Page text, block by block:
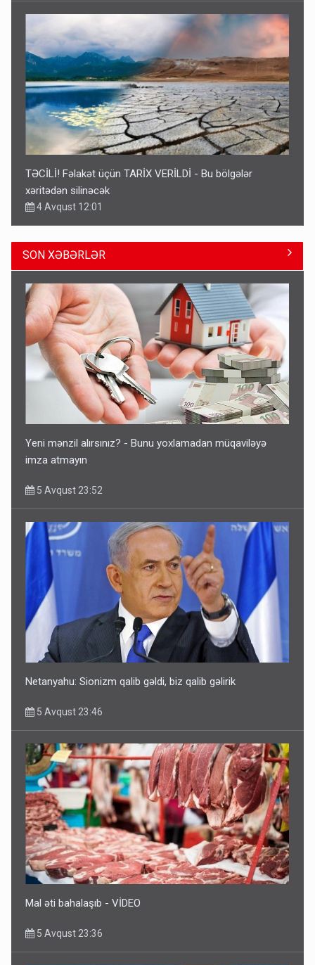
TƏCİLİ! Fəlakət üçün TARİX VERİLDİ - Bu bölgələr
xəritədən silinəcək
4 Avqust 12:01
Ərdoğana sui-qəsd planının iştirakçısı detalları açıqladı
5 Avqust 16:56
Rusiya Azərbaycan vətədaşlarını deport etdi
5 Avqust 11:53
Rusiya azərbaycanlı diasporun obyektini məhv etdi -
FOTOLAR
5 Avqust 10:58
SON XƏBƏRLƏR
Yeni mənzil alırsınız? - Bunu yoxlamadan müqaviləyə
imza atmayın
5 Avqust 23:52
Netanyahu: Sionizm qalib gəldi, biz qalib gəlirik
5 Avqust 23:46
Mal əti bahalaşıb - VİDEO
5 Avqust 23:36